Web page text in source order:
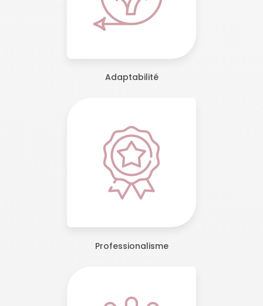
Adaptabilité
Professionalisme